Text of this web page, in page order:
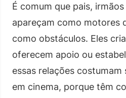
É comum que pais,
apareçam como motores
como obstáculos. Eles
oferecem apoio ou
essas relações
em cinema, porque têm